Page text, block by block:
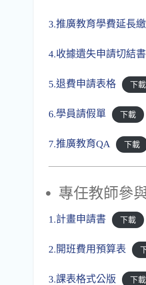
3.推廣教育學費延長
4.收據遺失申請切結書
5.退費申請表格 下載
6.學員請假單 下載
7.推廣教育QA 下載
專任教師參
1.計畫申請書 下載
2.開班費用預算表
3.課表格式公版 下載